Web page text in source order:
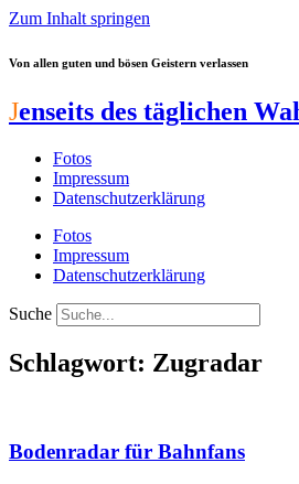
Zum Inhalt springen
Von allen guten und bösen Geistern verlassen
Jenseits des täglichen
Fotos
Impressum
Datenschutzerklärung
Fotos
Impressum
Datenschutzerklärung
Suche
Schlagwort: Zugradar
Bodenradar für Bahnfans